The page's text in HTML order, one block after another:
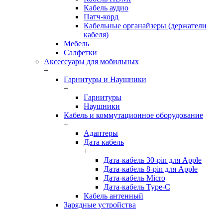
Кабель аудио
Патч-корд
Кабельные органайзеры (держатели
кабеля)
Мебель
Салфетки
Аксессуары для мобильных
+
Гарнитуры и Наушники
+
Гарнитуры
Наушники
Кабель и коммутационное оборудование
+
Адаптеры
Дата кабель
+
Дата-кабель 30-pin для Apple
Дата-кабель 8-pin для Apple
Дата-кабель Micro
Дата-кабель Type-C
Кабель антенный
Зарядные устройства